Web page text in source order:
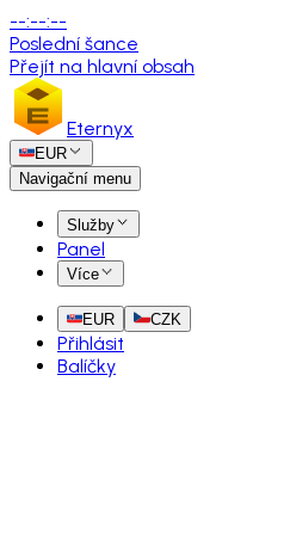
--:--:--
Poslední šance
Přejít na hlavní obsah
Eternyx
EUR
Navigační menu
Služby
Panel
Více
EUR CZK
Přihlásit
Balíčky